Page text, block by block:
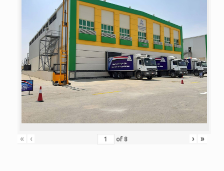
« ‹ of 8 › »